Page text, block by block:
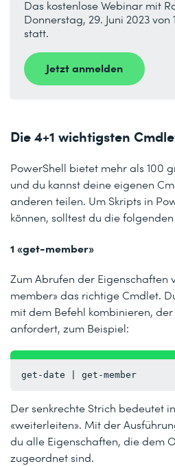
Das kostenlose Webinar mit
Donnerstag, 29. Juni 2023
statt.
Jetzt anmelden
Die 4+1 wichtigsten
PowerShell bietet mehr als 100
und du kannst deine eigenen
anderen teilen. Um Skripts in
können, solltest du die
1 «get-member»
Zum Abrufen der Eigenschaften
member» das richtige Cmdlet.
mit dem Befehl kombinieren,
anfordert, zum Beispiel:
get-date | get-member
Der senkrechte Strich bedeutet
«weiterleiten». Mit der
du alle Eigenschaften, die dem
zugeordnet sind.